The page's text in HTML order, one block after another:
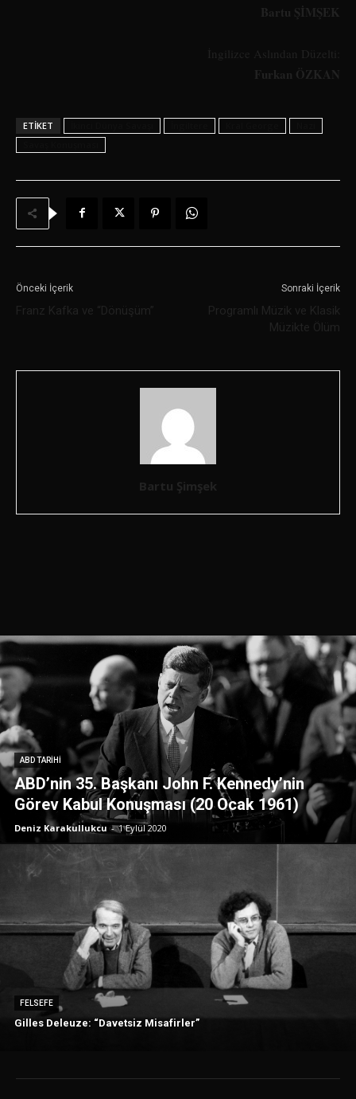
Bartu ŞİMŞEK
İngilizce Aslından Düzelti:
Furkan ÖZKAN
ETIKET
Önceki İçerik
Franz Kafka ve “Dönüşüm”
Sonraki İçerik
Programlı Müzik ve Klasik
Müzikte Ölüm
Bartu Şimşek
ABD TARIHI
ABD’nin 35. Başkanı John F. Kennedy’nin
Görev Kabul Konuşması (20 Ocak 1961)
Deniz Karakullukcu - 1 Eylül 2020
FELSEFE
Gilles Deleuze: “Davetsiz Misafirler”